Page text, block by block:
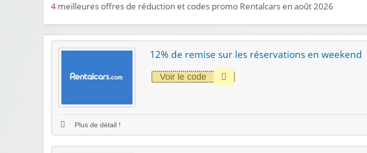
4 meilleures offres de réduction et codes promo Rentalcars en août 2026
12% de remise sur les réservations en weekend
Voir le code
Plus de détail !